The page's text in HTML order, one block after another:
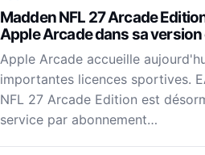
Madden NFL 27 Arcade
Apple Arcade dans sa
Apple Arcade accueille
importantes licences sportives.
NFL 27 Arcade Edition est
service par abonnement…